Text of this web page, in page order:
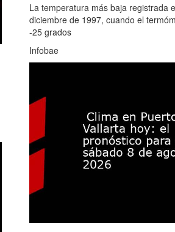
La temperatura más baja registrada
diciembre de 1997, cuando el
-25 grados
Infobae